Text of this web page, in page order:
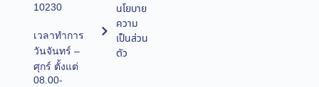
10230
เวลาทำการ
วันจันทร์ –
ศุกร์ ตั้งแต่
08.00-
นโยบาย
ความ
เป็นส่วน
ตัว